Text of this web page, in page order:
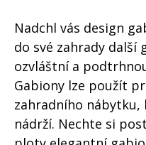
Nadchl vás design
do své zahrady další
ozvláštní a
Gabiony lze použít
zahradního nábytku,
nádrží. Nechte si